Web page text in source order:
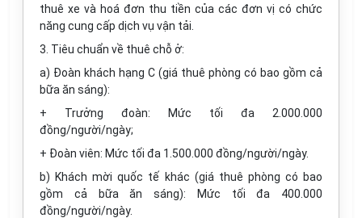
thuê xe và hoá đơn thu tiền của các đơn vị có chức
năng cung cấp dịch vụ vận tải.
3. Tiêu chuẩn về thuê chỗ ở:
a) Đoàn khách hạng C (giá thuê phòng có bao gồm cả
bữa ăn sáng):
+ Trưởng đoàn: Mức tối đa 2.000.000
đồng/người/ngày;
+ Đoàn viên: Mức tối đa 1.500.000 đồng/người/ngày.
b) Khách mời quốc tế khác (giá thuê phòng có bao
gồm cả bữa ăn sáng): Mức tối đa 400.000
đồng/người/ngày.